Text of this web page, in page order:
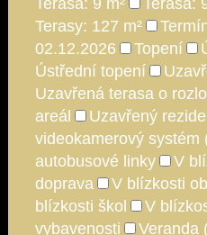
Terasa: 9 m²
Terasa:
Terasy: 127 m²
02.12.2026
Topení
Ústřední topení
Uzavřená terasa o
areál
Uzavřený
videokamerový systém
autobusové linky
V
doprava
V blízkosti
blízkosti škol
V
vybavenosti
Veranda